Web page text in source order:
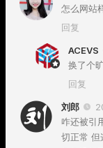
怎么网站
回复
ACEVS
换了个
回复
刘郎
咋还被引
切正常 但